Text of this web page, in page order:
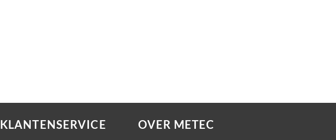
KLANTENSERVICE OVER METEC